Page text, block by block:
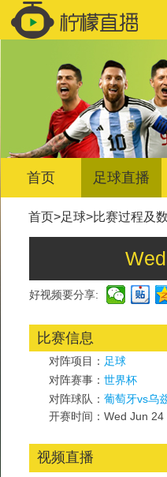
首页 足球直播
首页>足球>比赛过程及
好视频要分享:
比赛信息
对阵项目： 足球
对阵赛事： 世界杯
对阵球队： 葡萄牙vs乌
开赛时间：Wed Jun
视频直播